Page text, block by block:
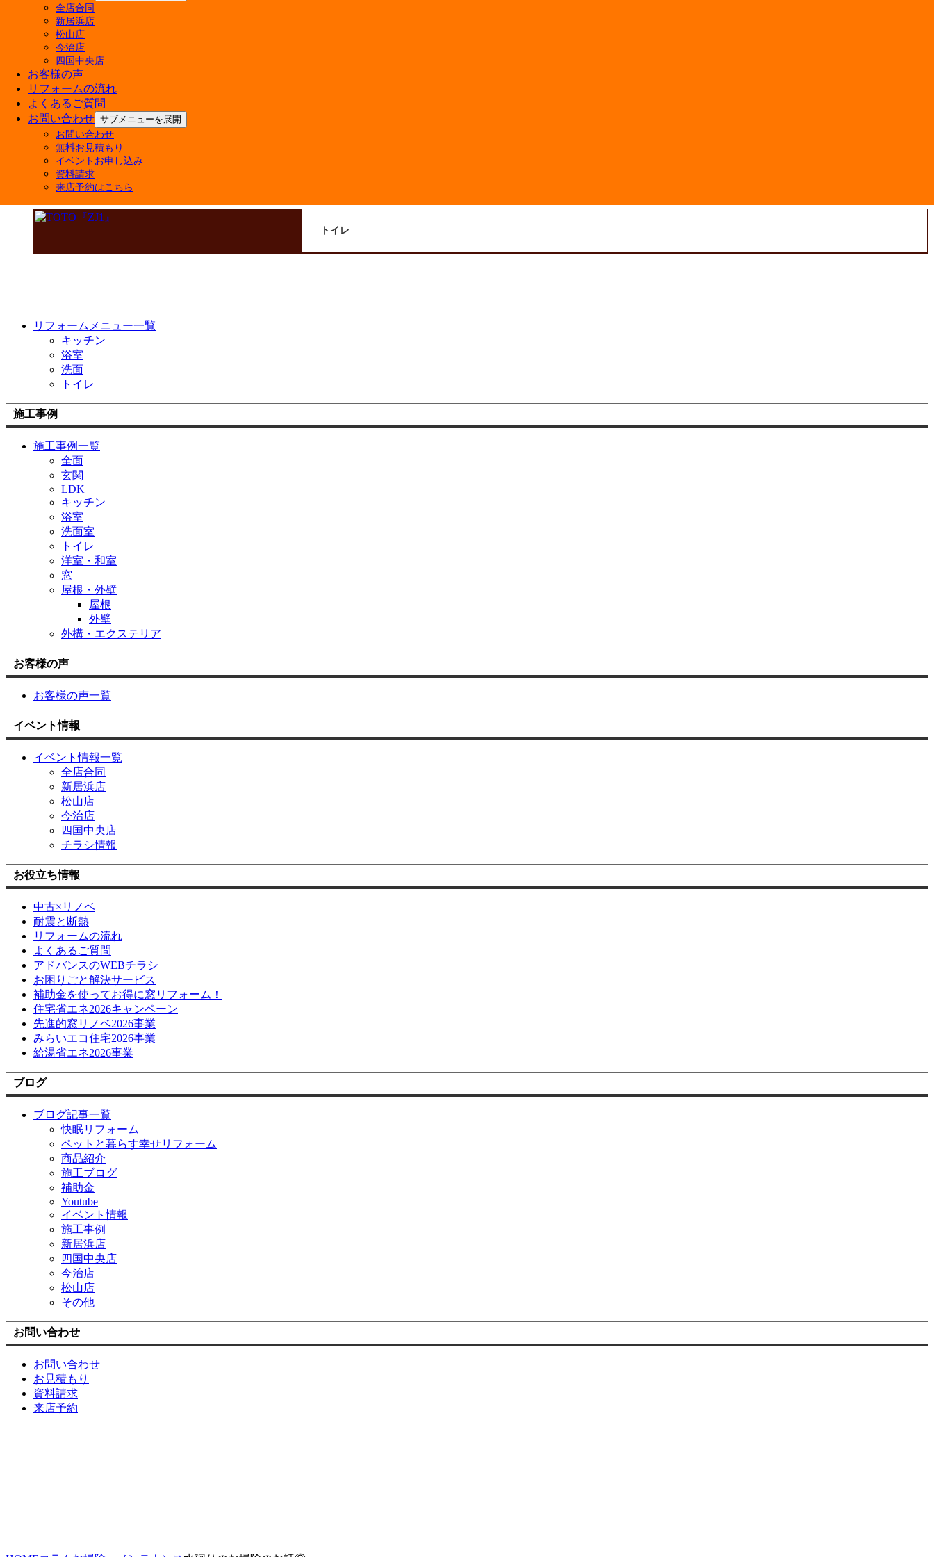
全店合同
新居浜店
松山店
今治店
四国中央店
お客様の声
リフォームの流れ
よくあるご質問
お問い合わせ サブメニューを展開
お問い合わせ
無料お見積もり
イベントお申し込み
資料請求
来店予約はこちら
トイレ
リフォームメニュー一覧
キッチン
浴室
洗面
トイレ
施工事例
施工事例一覧
全面
玄関
LDK
キッチン
浴室
洗面室
トイレ
洋室・和室
窓
屋根・外壁
屋根
外壁
外構・エクステリア
お客様の声
お客様の声一覧
イベント情報
イベント情報一覧
全店合同
新居浜店
松山店
今治店
四国中央店
チラシ情報
お役立ち情報
中古×リノベ
耐震と断熱
リフォームの流れ
よくあるご質問
アドバンスのWEBチラシ
お困りごと解決サービス
補助金を使ってお得に窓リフォーム！
住宅省エネ2026キャンペーン
先進的窓リノベ2026事業
みらいエコ住宅2026事業
給湯省エネ2026事業
ブログ
ブログ記事一覧
快眠リフォーム
ペットと暮らす幸せリフォーム
商品紹介
施工ブログ
補助金
Youtube
イベント情報
施工事例
新居浜店
四国中央店
今治店
松山店
その他
お問い合わせ
お問い合わせ
お見積もり
資料請求
来店予約